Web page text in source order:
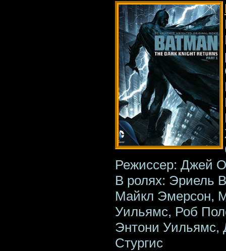
Режиссер: Джей
В ролях: Эриель
Майкл Эмерсон,
Уильямс, Роб
Энтони Уильямс,
Стургис